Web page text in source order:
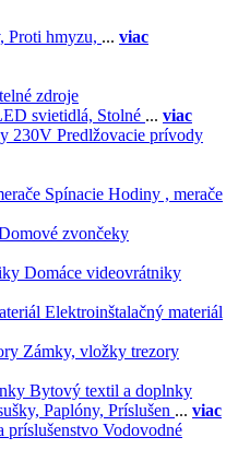
Proti hmyzu, ... viac
zdroje
svietidlá, Stolné ... viac
Predlžovacie prívody
Spínacie Hodiny , merače
zvončeky
Domáce videovrátniky
Elektroinštalačný materiál
Zámky, vložky trezory
Bytový textil a doplnky
Paplóny, Príslušen ... viac
Vodovodné